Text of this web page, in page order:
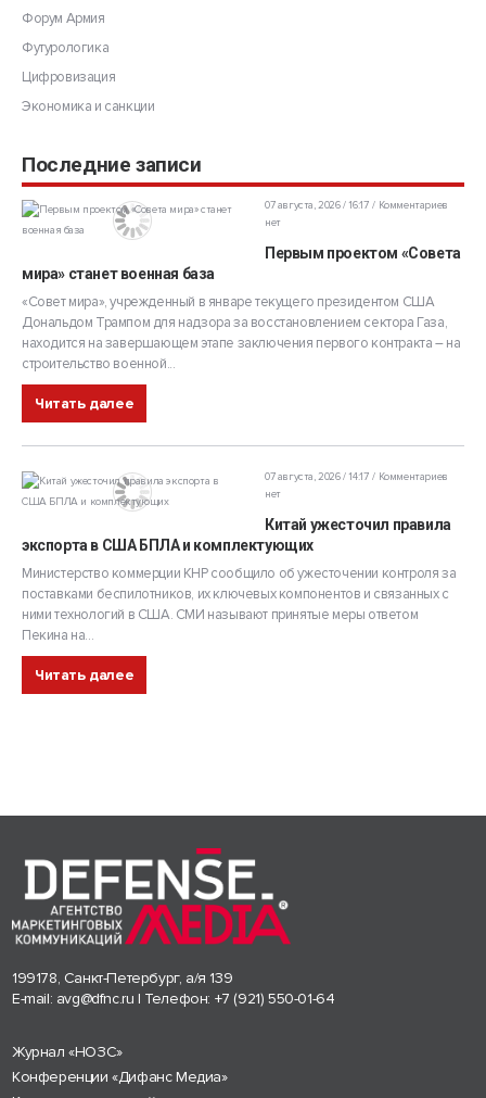
Форум Армия
Футурологика
Цифровизация
Экономика и санкции
Последние записи
07 августа, 2026 / 16:17
Комментариев
нет
Первым проектом «Совета
мира» станет военная база
«Совет мира», учрежденный в январе текущего президентом США
Дональдом Трампом для надзора за восстановлением сектора Газа,
находится на завершающем этапе заключения первого контракта – на
строительство военной...
Читать далее
07 августа, 2026 / 14:17
Комментариев
нет
Китай ужесточил правила
экспорта в США БПЛА и комплектующих
Министерство коммерции КНР сообщило об ужесточении контроля за
поставками беспилотников, их ключевых компонентов и связанных с
ними технологий в США. СМИ называют принятые меры ответом
Пекина на...
Читать далее
199178, Санкт-Петербург, а/я 139
E-mail: avg@dfnc.ru | Телефон: +7 (921) 550-01-64
Журнал «НОЗС»
Конференции «Дифанс Медиа»